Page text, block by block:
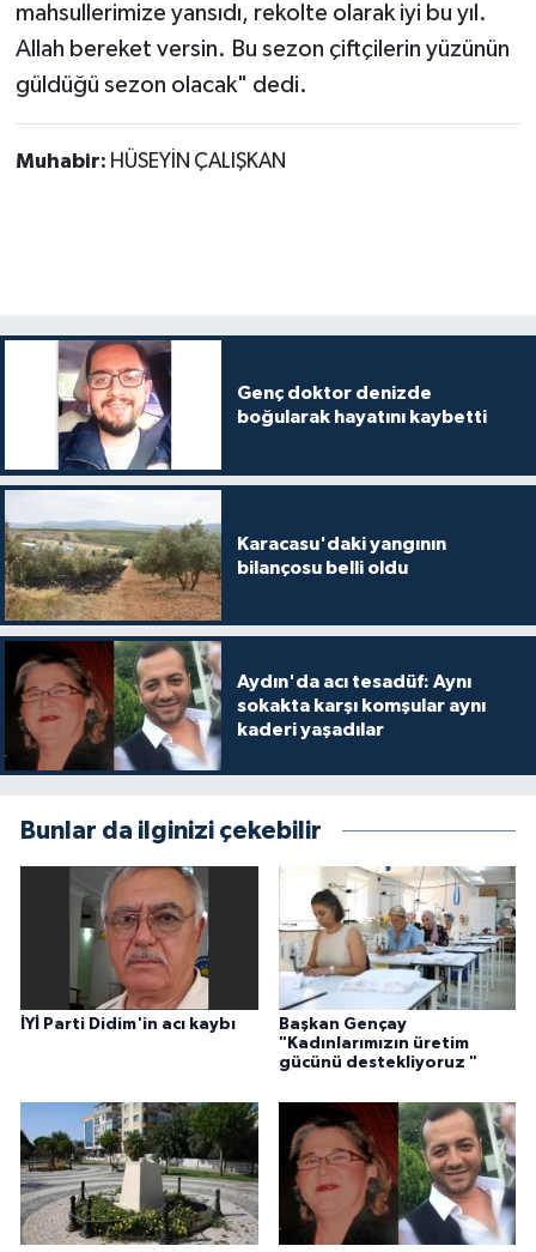
mahsullerimize yansıdı, rekolte olarak iyi bu yıl.
Allah bereket versin. Bu sezon çiftçilerin yüzünün
güldüğü sezon olacak" dedi.
Muhabir: HÜSEYİN ÇALIŞKAN
Genç doktor denizde
boğularak hayatını kaybetti
Karacasu'daki yangının
bilançosu belli oldu
Aydın'da acı tesadüf: Aynı
sokakta karşı komşular aynı
kaderi yaşadılar
Bunlar da ilginizi çekebilir
İYİ Parti Didim'in acı kaybı
Başkan Gençay
"Kadınlarımızın üretim
gücünü destekliyoruz "